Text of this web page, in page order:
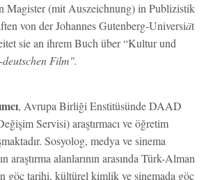
Magister (mit Auszeichnung) in Publizistik
von der Johannes Gutenberg-Universiät
sie an ihrem Buch über “Kultur und
Film".
, Avrupa Birliği Enstitüsünde DAAD
Servisi) araştırmacı ve öğretim
Sosyolog, medya ve sinema
araştırma alanlarının arasında Türk-Alman
göç tarihi, kültürel kimlik ve sinemada göç